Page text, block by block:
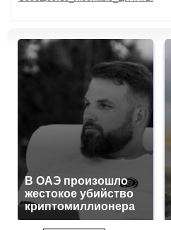
В ОАЭ произошло
жестокое убийство
криптомиллионера